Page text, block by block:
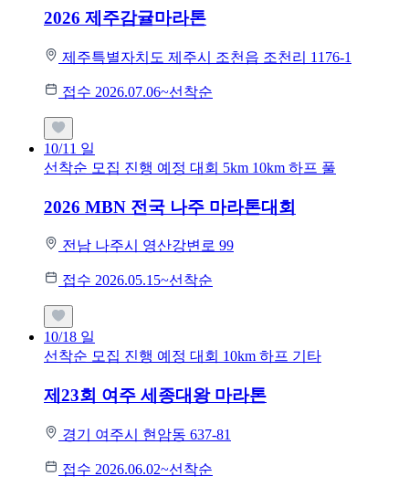
2026 제주감귤마라톤
제주특별자치도 제주시 조천읍 조천리 1176-1
접수 2026.07.06~선착순
10/11 일
선착순 모집 진행 예정 대회 5km 10km 하프 풀
2026 MBN 전국 나주 마라톤대회
전남 나주시 영산강변로 99
접수 2026.05.15~선착순
10/18 일
선착순 모집 진행 예정 대회 10km 하프 기타
제23회 여주 세종대왕 마라톤
경기 여주시 현암동 637-81
접수 2026.06.02~선착순